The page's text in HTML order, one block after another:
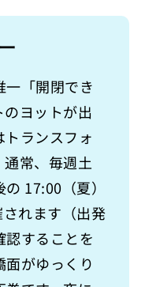
一「開閉でき
ヨットが出
トランスフォ
常、毎週土
17:00（夏）
れます（出発
認することを
がゆっくり